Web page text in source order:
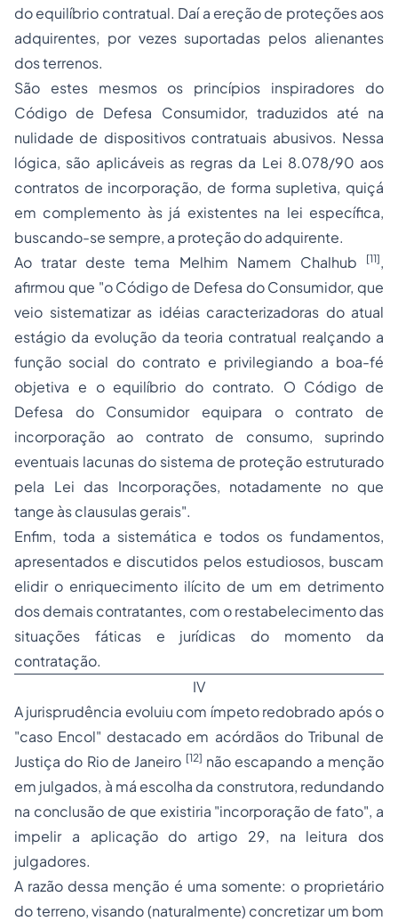
do equilíbrio contratual. Daí a ereção de proteções aos
adquirentes, por vezes suportadas pelos alienantes
dos terrenos.
São estes mesmos os princípios inspiradores do
Código de Defesa Consumidor, traduzidos até na
nulidade de dispositivos contratuais abusivos. Nessa
lógica, são aplicáveis as regras da Lei 8.078/90 aos
contratos de incorporação, de forma supletiva, quiçá
em complemento às já existentes na lei específica,
buscando-se sempre, a proteção do adquirente.
Ao tratar deste tema Melhim Namem Chalhub
[11],
afirmou que "o Código de Defesa do Consumidor, que
veio sistematizar as idéias caracterizadoras do atual
estágio da evolução da teoria contratual realçando a
função social do contrato e privilegiando a boa-fé
objetiva e o equilíbrio do contrato. O Código de
Defesa do Consumidor equipara o contrato de
incorporação ao contrato de consumo, suprindo
eventuais lacunas do sistema de proteção estruturado
pela Lei das Incorporações, notadamente no que
tange às clausulas gerais".
Enfim, toda a sistemática e todos os fundamentos,
apresentados e discutidos pelos estudiosos, buscam
elidir o enriquecimento ilícito de um em detrimento
dos demais contratantes, com o restabelecimento das
situações fáticas e jurídicas do momento da
contratação.
IV
A jurisprudência evoluiu com ímpeto redobrado após o
"caso Encol" destacado em acórdãos do Tribunal de
Justiça do Rio de Janeiro [12] não escapando a menção
em julgados, à má escolha da construtora, redundando
na conclusão de que existiria "incorporação de fato", a
impelir a aplicação do artigo 29, na leitura dos
julgadores.
A razão dessa menção é uma somente: o proprietário
do terreno, visando (naturalmente) concretizar um bom